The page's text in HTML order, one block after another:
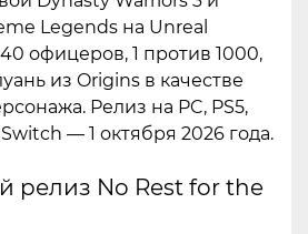
Legends на Unreal
офицеров, 1 против 1000,
из Origins в качестве
Релиз на PC, PS5,
— 1 октября 2026 года.
релиз No Rest for the